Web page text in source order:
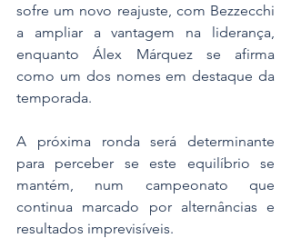
sofre um novo reajuste, com Bezzecchi
a ampliar a vantagem na liderança,
enquanto Álex Márquez se afirma
como um dos nomes em destaque da
temporada.
A próxima ronda será determinante
para perceber se este equilíbrio se
mantém, num campeonato que
continua marcado por alternâncias e
resultados imprevisíveis.